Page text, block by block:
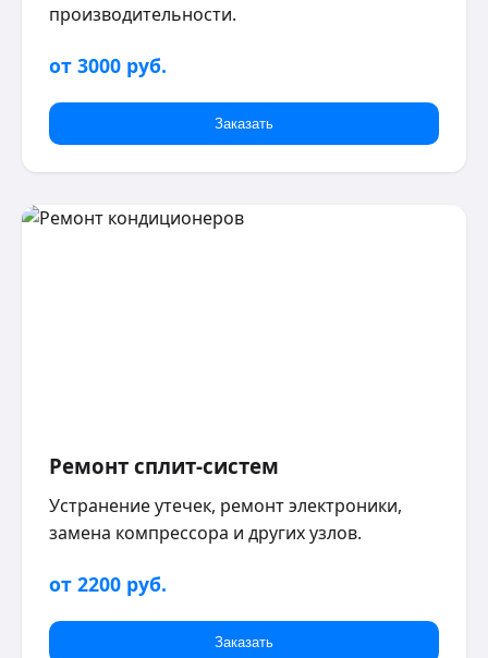
производительности.
от 3000 руб.
Заказать
Ремонт сплит-систем
Устранение утечек, ремонт электроники,
замена компрессора и других узлов.
от 2200 руб.
Заказать